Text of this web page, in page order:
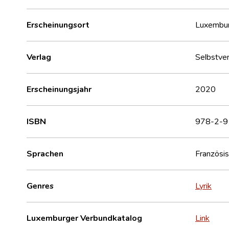
Erscheinungsort
Verlag
Erscheinungsjahr 2020
ISBN 978-2-
Sprachen
Genres Lyrik
Luxemburger Verbundkatalog Link